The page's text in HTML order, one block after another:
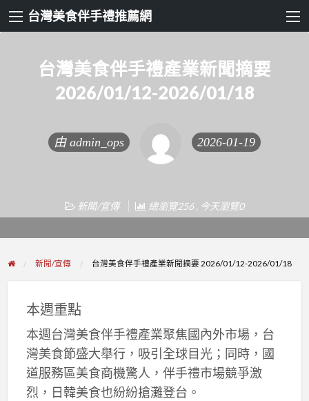
台灣美食伴手禮推薦網
台灣美食伴手禮產業新聞摘要
2026/01/12-2026/01/18
由 admin_ops 2026-01-19
新聞/宣傳 總瀏覽256 , 今天瀏覽0
新聞/宣傳 台灣美食伴手禮產業新聞摘要 2026/01/12-2026/01/18
本週重點
本週台灣美食伴手禮產業聚焦國內外市場，台
灣美食節盛大舉行，吸引全球目光；同時，國
道服務區美食商機驚人，伴手禮市場競爭激
烈，日韓美食也紛紛搶灘登台。